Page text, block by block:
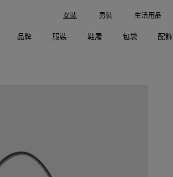
女裝 男裝 生活用品
品牌 服裝 鞋履 包袋 配飾